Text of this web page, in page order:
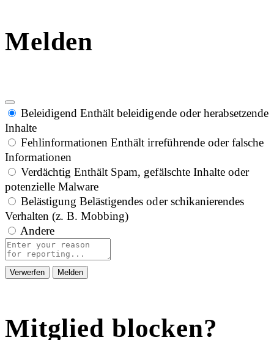
Melden
Beleidigend Enthält beleidigende oder herabsetzende
Inhalte
Fehlinformationen Enthält irreführende oder falsche
Informationen
Verdächtig Enthält Spam, gefälschte Inhalte oder
potenzielle Malware
Belästigung Belästigendes oder schikanierendes
Verhalten (z. B. Mobbing)
Andere
Report
note
Melden
Mitglied blocken?